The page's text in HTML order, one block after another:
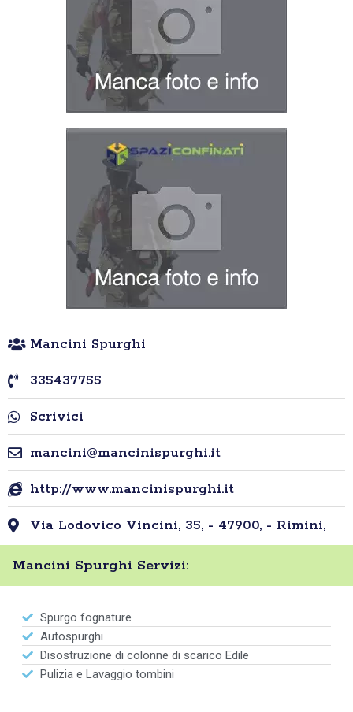
Mancini Spurghi
335437755
Scrivici
mancini@mancinispurghi.it
http://www.mancinispurghi.it
Via Lodovico Vincini, 35, - 47900, - Rimini,
Mancini Spurghi Servizi:
Spurgo fognature
Autospurghi
Disostruzione di colonne di scarico Edile
Pulizia e Lavaggio tombini